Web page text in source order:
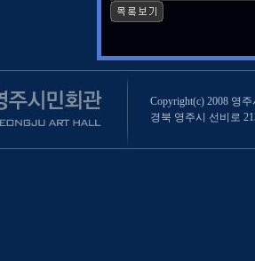
Copyright(c) 2008 영
경북 영주시 선비로